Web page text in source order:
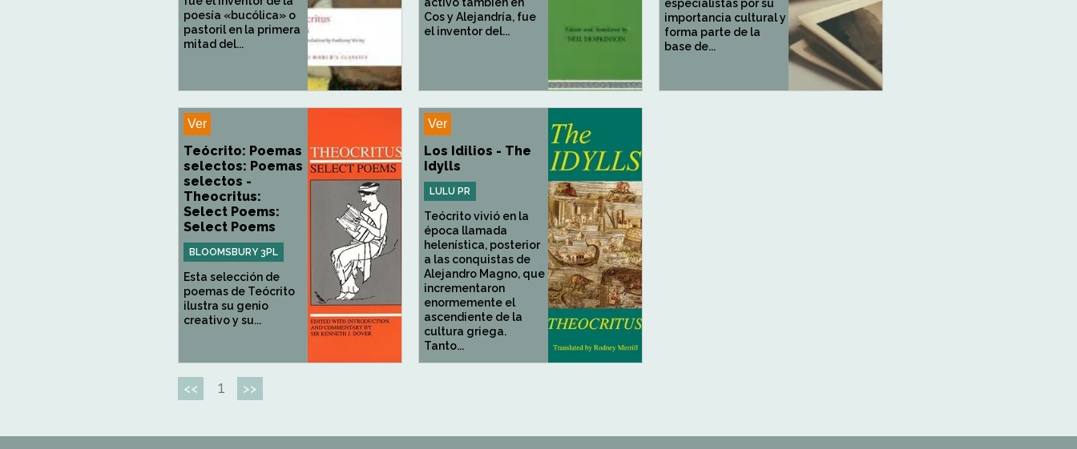
poesía «bucólica» o
pastoril en la primera
mitad del...
Cos y Alejandría, fue
el inventor del...
especialistas por su
importancia cultural y
forma parte de la
base de...
Ver
Teócrito: Poemas
selectos: Poemas
selectos -
Theocritus:
Select Poems:
Select Poems
BLOOMSBURY 3PL
Esta selección de
poemas de Teócrito
ilustra su genio
creativo y su...
Ver
Los Idilios - The
Idylls
LULU PR
Teócrito vivió en la
época llamada
helenística, posterior
a las conquistas de
Alejandro Magno, que
incrementaron
enormemente el
ascendiente de la
cultura griega.
Tanto...
<< 1 >>